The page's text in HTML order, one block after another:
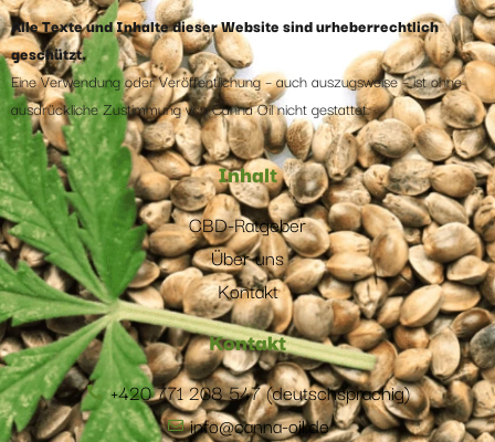
Alle Texte und Inhalte dieser Website sind urheberrechtlich
geschützt.
Eine Verwendung oder Veröffentlichung – auch auszugsweise – ist ohne
ausdrückliche Zustimmung von Canna Oil nicht gestattet.
Inhalt
CBD-Ratgeber
Über uns
Kontakt
Kontakt
+420 771 208 547 (deutschsprachig)
info@canna-oil.de